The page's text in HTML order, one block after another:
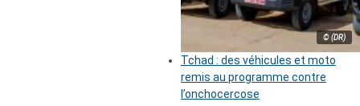
© (DR)
Tchad : des véhicules et moto
remis au programme contre
l’onchocercose